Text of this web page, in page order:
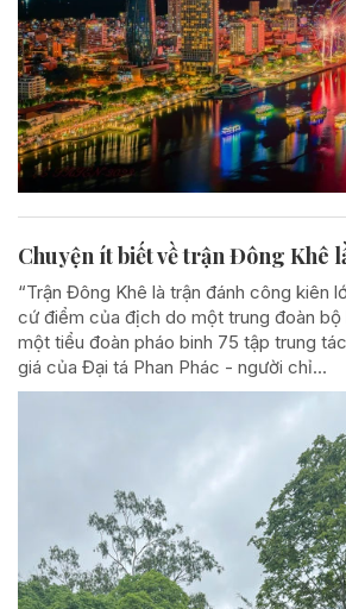
Chuyện ít biết về trận Đông Khê
“Trận Đông Khê là trận đánh công kiên
cứ điểm của địch do một trung đoàn bộ
một tiểu đoàn pháo binh 75 tập trung
giá của Đại tá Phan Phác - người chỉ...